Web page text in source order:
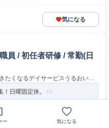
気になる
員 / 初任者研修 / 常勤(日
たくなるデイサービスうるおい西
！日曜固定休。
ー 気になる